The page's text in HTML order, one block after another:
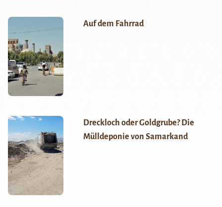
Auf dem Fahrrad
Dreckloch oder Goldgrube? Die
Mülldeponie von Samarkand